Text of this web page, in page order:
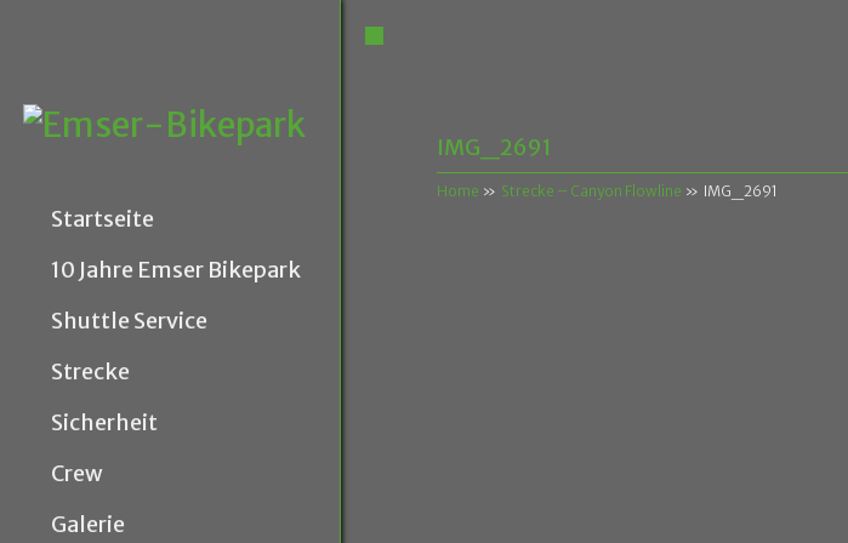
Startseite
10 Jahre Emser Bikepark
Shuttle Service
Strecke
Sicherheit
Crew
Galerie
IMG_2691
Home » Strecke – Canyon Flowline » IMG_2691